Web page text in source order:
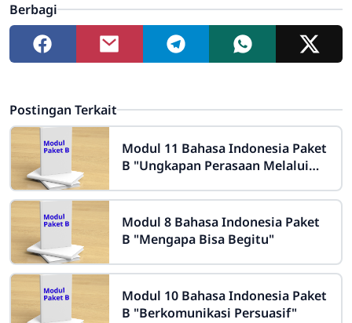
Berbagi
Postingan Terkait
Modul 11 Bahasa Indonesia Paket
B "Ungkapan Perasaan Melalui
Modul 8 Bahasa Indonesia Paket
B "Mengapa Bisa Begitu"
Modul 10 Bahasa Indonesia Paket
B "Berkomunikasi Persuasif"